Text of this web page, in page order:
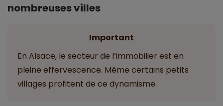
nombreuses villes
Important
En Alsace, le secteur de l’immobilier est en
pleine effervescence. Même certains petits
villages profitent de ce dynamisme.